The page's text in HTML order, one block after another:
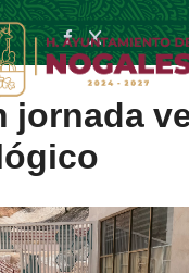
jornada